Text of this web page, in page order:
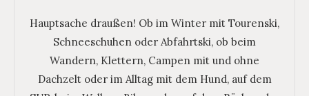
Hauptsache draußen! Ob im Winter mit Tourenski,
Schneeschuhen oder Abfahrtski, ob beim
Wandern, Klettern, Campen mit und ohne
Dachzelt oder im Alltag mit dem Hund, auf dem